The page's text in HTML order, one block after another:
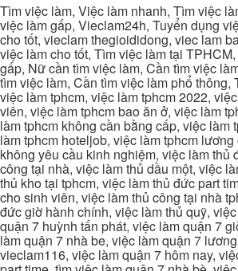
Tìm việc làm, Việc làm nhanh, Tìm việc
việc làm gấp, Vieclam24h, Tuyển dụng
cho tốt, vieclam thegioididong, viec lam
việc làm cho tốt, Tìm việc làm tại
gấp, Nữ cần tìm việc làm, Cần tìm việc
tìm việc làm, Cần tìm việc làm phổ thông,
việc làm tphcm, việc làm tphcm 2022,
viên, việc làm tphcm bao ăn ở, việc làm
làm tphcm không cần bằng cấp, việc làm
làm tphcm hoteljob, việc làm tphcm
không yêu cầu kinh nghiệm, việc làm thủ
công tại nhà, việc làm thủ dầu một, việc
thủ kho tại tphcm, việc làm thủ đức part
cho sinh viên, việc làm thủ công tại nhà
đức giờ hành chính, việc làm thủ quỹ,
quận 7 huỳnh tấn phát, việc làm quận 7
làm quận 7 nhà be, việc làm quận 7
vieclam116, việc làm quận 7 hôm nay,